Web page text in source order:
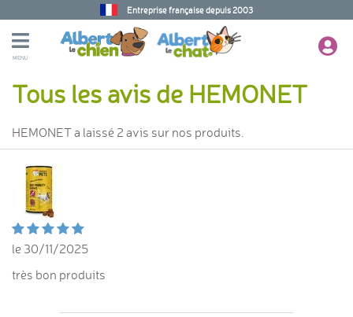
Entreprise française depuis 2003
MENU
Tous les avis de HEMONET
HEMONET a laissé 2 avis sur nos produits.
le 30/11/2025
très bon produits